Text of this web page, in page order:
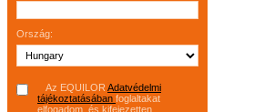
Ország:
Az EQUILOR Adatvédelmi
tájékoztatásában foglaltakat
elfogadom, és kifejezetten